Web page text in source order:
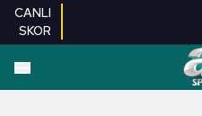
CANLI
SKOR